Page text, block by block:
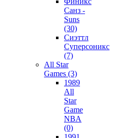
Санз -
Suns
(30)
Сиэттл
Суперсоникс
(7)
All Star
Games (3)
1989
All
Star
Game
NBA
(0)